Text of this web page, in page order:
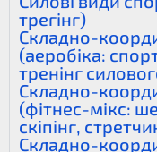
трегінг)
Складно-
(аеробіка:
тренінг
Складно-
(фітнес-мікс:
скіпінг,
Складно-